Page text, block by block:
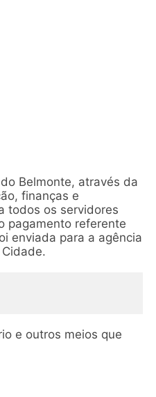
Belmonte, através da
finanças e
todos os servidores
pagamento referente
enviada para a agência
e outros meios que